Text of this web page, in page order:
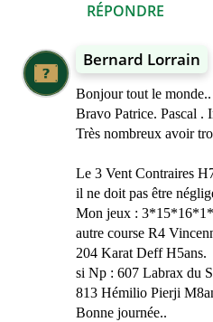
RÉPONDRE
Bernard Lorrain
Bonjour tout le monde..
Bravo Patrice. Pascal .
Très nombreux avoir
Le 3 Vent Contraires
il ne doit pas être
Mon jeux :
autre course R4
204 Karat Deff H5ans.
si Np : 607 Labrax du
813 Hémilio Pierji
Bonne journée..